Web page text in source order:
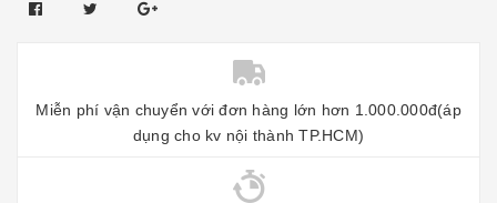
Miễn phí vận chuyển với đơn hàng lớn hơn 1.000.000đ(áp
dụng cho kv nội thành TP.HCM)